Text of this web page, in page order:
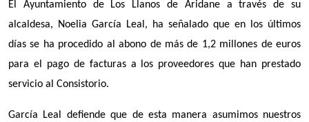
El Ayuntamiento de Los Llanos de Aridane a través de su
alcaldesa, Noelia García Leal, ha señalado que en los últimos
días se ha procedido al abono de más de 1,2 millones de euros
para el pago de facturas a los proveedores que han prestado
servicio al Consistorio.
García Leal defiende que de esta manera asumimos nuestros